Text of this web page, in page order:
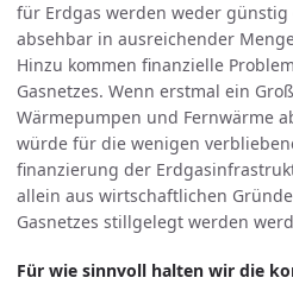
für Erdgas werden weder
absehbar in ausreichender
Hinzu kommen finanzielle
Gasnetzes. Wenn erstmal ein
Wärmepumpen und Fernwärme
würde für die wenigen
finanzierung der
allein aus wirtschaftlichen
Gasnetzes stillgelegt werden
Für wie sinnvoll halten wir die